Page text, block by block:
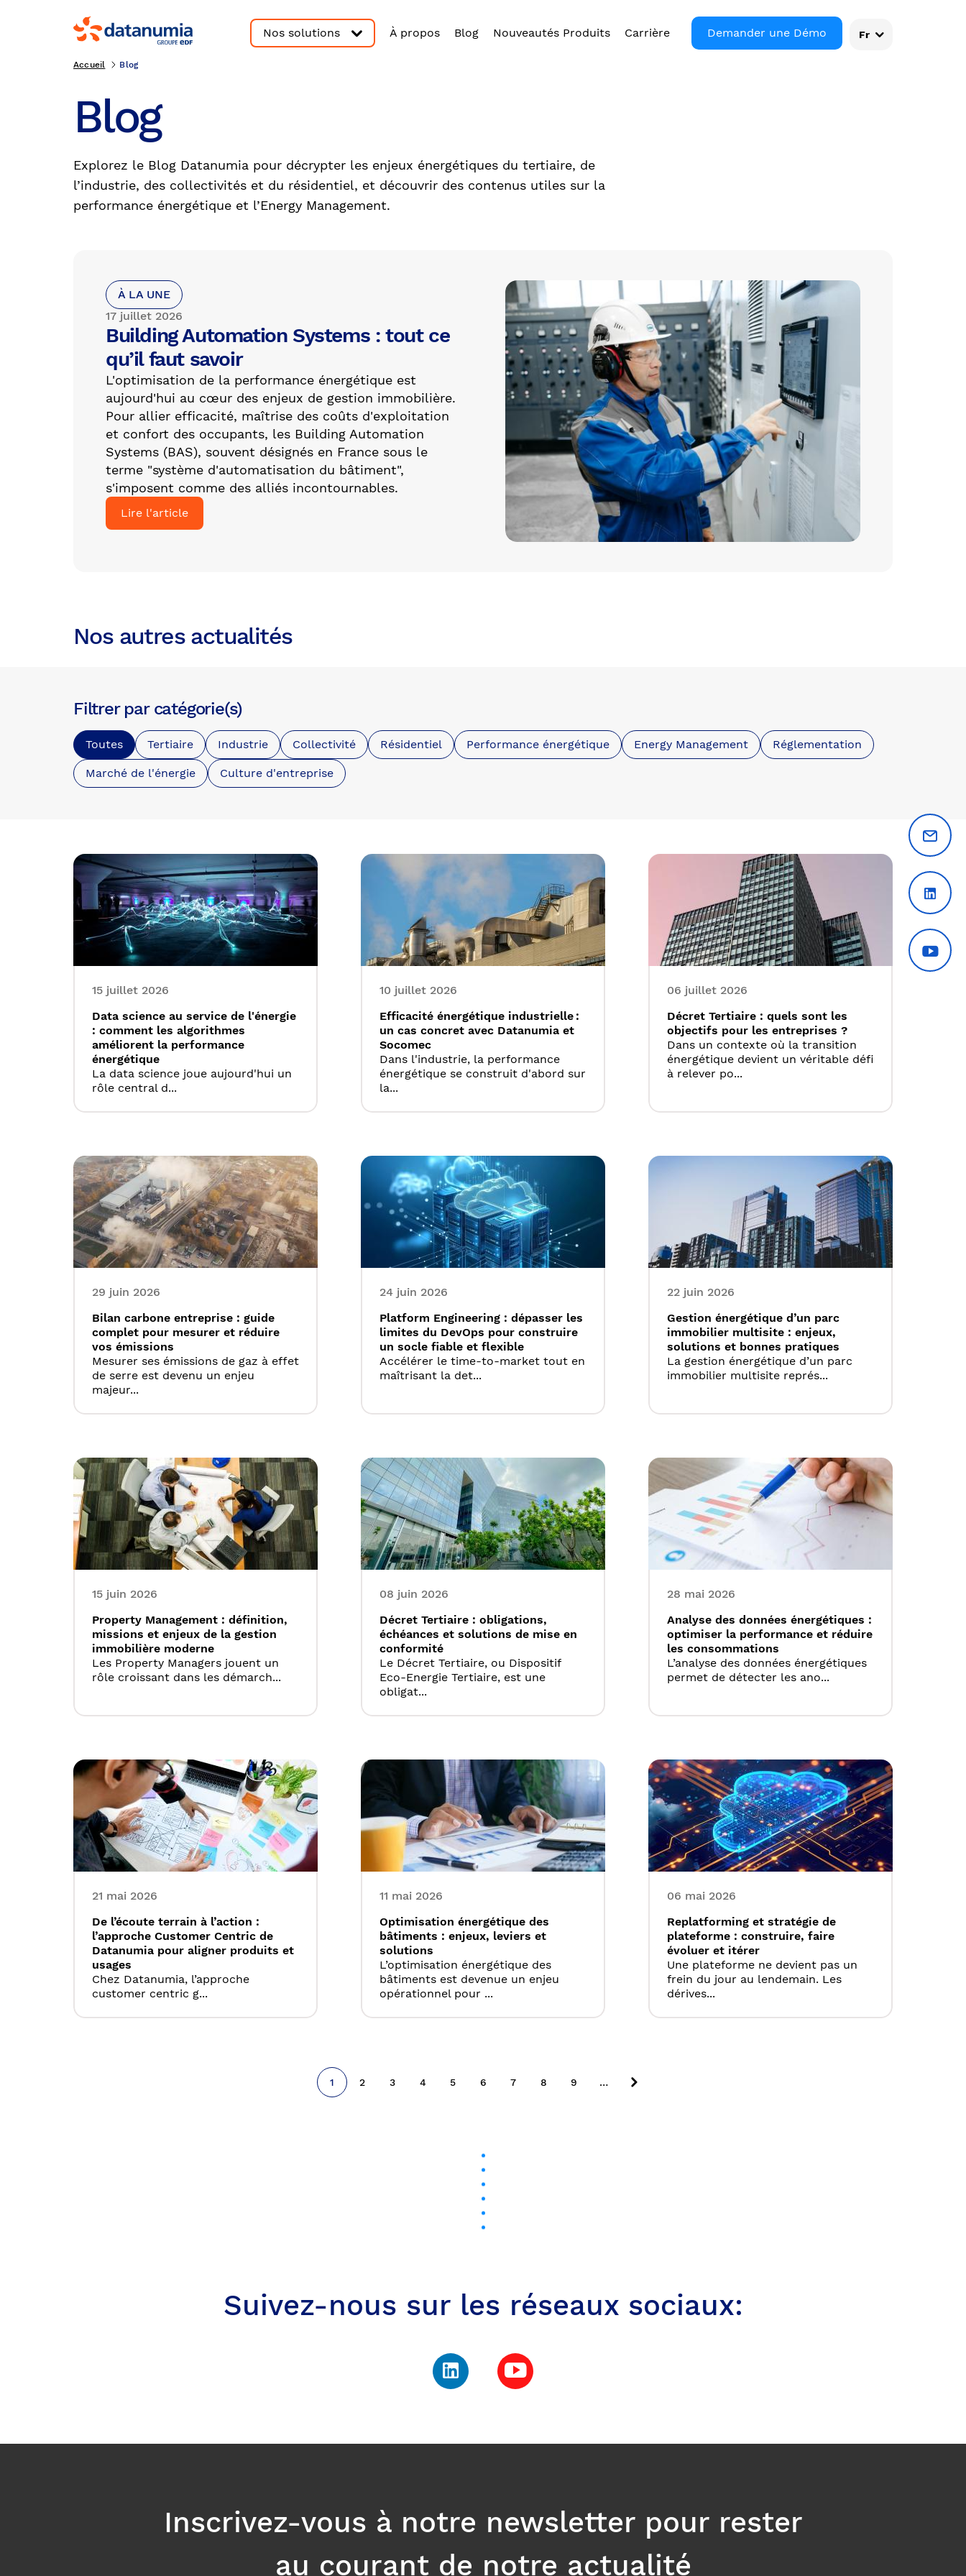
Nos solutions À propos Blog Nouveautés Produits Carrière Demander une Démo Fr
Accueil Blog
Blog
Explorez le Blog Datanumia pour décrypter les enjeux énergétiques du tertiaire, de
l’industrie, des collectivités et du résidentiel, et découvrir des contenus utiles sur la
performance énergétique et l’Energy Management.
À LA UNE
17 juillet 2026
Building Automation Systems : tout ce
qu’il faut savoir
L'optimisation de la performance énergétique est
aujourd'hui au cœur des enjeux de gestion immobilière.
Pour allier efficacité, maîtrise des coûts d'exploitation
et confort des occupants, les Building Automation
Systems (BAS), souvent désignés en France sous le
terme "système d'automatisation du bâtiment",
s'imposent comme des alliés incontournables.
Lire l'article
Nos autres actualités
Filtrer par catégorie(s)
Toutes Tertiaire Industrie Collectivité Résidentiel Performance énergétique Energy Management Réglementation
Marché de l'énergie Culture d'entreprise
Possède
un
terme
de
taxonomie
15 juillet 2026
Data science au service de l'énergie
: comment les algorithmes
améliorent la performance
énergétique
La data science joue aujourd'hui un
rôle central d...
10 juillet 2026
Efficacité énergétique industrielle :
un cas concret avec Datanumia et
Socomec
Dans l'industrie, la performance
énergétique se construit d'abord sur
la...
06 juillet 2026
Décret Tertiaire : quels sont les
objectifs pour les entreprises ?
Dans un contexte où la transition
énergétique devient un véritable défi
à relever po...
29 juin 2026
Bilan carbone entreprise : guide
complet pour mesurer et réduire
vos émissions
Mesurer ses émissions de gaz à effet
de serre est devenu un enjeu
majeur...
24 juin 2026
Platform Engineering : dépasser les
limites du DevOps pour construire
un socle fiable et flexible
Accélérer le time-to-market tout en
maîtrisant la det...
22 juin 2026
Gestion énergétique d’un parc
immobilier multisite : enjeux,
solutions et bonnes pratiques
La gestion énergétique d’un parc
immobilier multisite représ...
15 juin 2026
Property Management : définition,
missions et enjeux de la gestion
immobilière moderne
Les Property Managers jouent un
rôle croissant dans les démarch...
08 juin 2026
Décret Tertiaire : obligations,
échéances et solutions de mise en
conformité
Le Décret Tertiaire, ou Dispositif
Eco-Energie Tertiaire, est une
obligat...
28 mai 2026
Analyse des données énergétiques :
optimiser la performance et réduire
les consommations
L’analyse des données énergétiques
permet de détecter les ano...
21 mai 2026
De l’écoute terrain à l’action :
l’approche Customer Centric de
Datanumia pour aligner produits et
usages
Chez Datanumia, l’approche
customer centric g...
11 mai 2026
Optimisation énergétique des
bâtiments : enjeux, leviers et
solutions
L’optimisation énergétique des
bâtiments est devenue un enjeu
opérationnel pour ...
06 mai 2026
Replatforming et stratégie de
plateforme : construire, faire
évoluer et itérer
Une plateforme ne devient pas un
frein du jour au lendemain. Les
dérives...
Page
courante
1 Page
2 Page
3 Page
4 Page
5 Page
6 Page
7 Page
8 Page
9 …
Page
Suivez-nous sur les réseaux sociaux:
Inscrivez-vous à notre newsletter pour rester
au courant de notre actualité